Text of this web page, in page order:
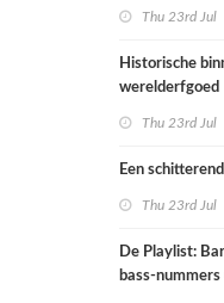
Thu 23rd Jul
Historische
werelderfgoed
Thu 23rd Jul
Een
Thu 23rd Jul
De Playlist:
bass-